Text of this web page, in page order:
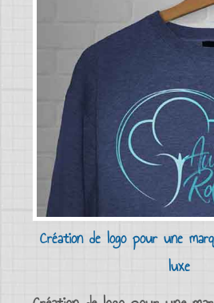
Création de logo pour une
luxe